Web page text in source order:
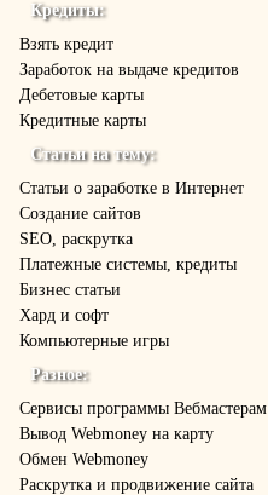
Кредиты:
Взять кредит
Заработок на выдаче кредитов
Дебетовые карты
Кредитные карты
Статьи на тему:
Статьи о заработке в Интернет
Создание сайтов
SEO, раскрутка
Платежные системы, кредиты
Бизнес статьи
Хард и софт
Компьютерные игры
Разное:
Cервисы программы Вебмастерам
Вывод Webmoney на карту
Обмен Webmoney
Раскрутка и продвижение сайта